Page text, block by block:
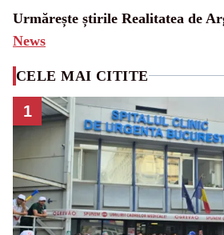
Urmărește știrile Realitatea de
News
CELE MAI CITITE
1